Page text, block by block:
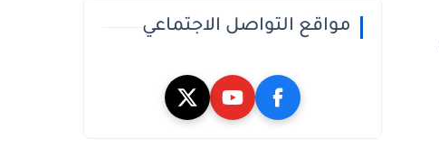
مواقع التواصل الاجتماعي